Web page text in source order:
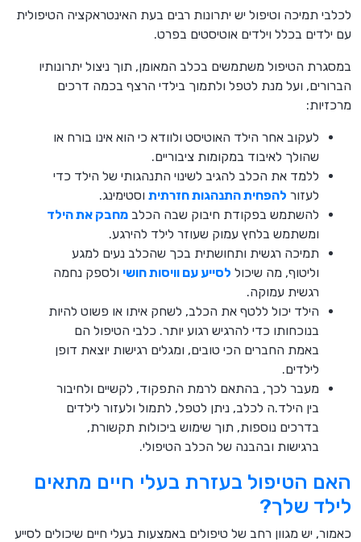
לכלבי תמיכה וטיפול יש יתרונות רבים בעת האינטראקציה הטיפולית
עם ילדים בכלל וילדים אוטיסטים בפרט.
במסגרת הטיפול משתמשים בכלב המאומן, תוך ניצול יתרונותיו
הברורים, ועל מנת לטפל ולתמוך בילדי הרצף בכמה דרכים
מרכזיות:
לעקוב אחר הילד האוטיסט ולוודא כי הוא אינו בורח או
שהולך לאיבוד במקומות ציבוריים.
ללמד את הכלב להגיב לשינוי התנהגותי של הילד כדי
לעזור להפחית התנהגות חזרתית וסטימינג.
להשתמש בפקודת חיבוק שבה הכלב מחבק את הילד
ומשתמש בלחץ עמוק שעוזר לילד להירגע.
תמיכה רגשית ותחושתית בכך שהכלב נעים למגע
וליטוף, מה שיכול לסייע עם וויסות חושי ולספק נחמה
רגשית עמוקה.
הילד יכול ללטף את הכלב, לשחק איתו או פשוט להיות
בנוכחותו כדי להרגיש רגוע יותר. כלבי הטיפול הם
באמת החברים הכי טובים, ומגלים רגישות יוצאת דופן
לילדים.
מעבר לכך, בהתאם לרמת התפקוד, לקשיים ולחיבור
בין הילד.ה לכלב, ניתן לטפל, לתמול ולעזור לילדים
בדרכים נוספות, תוך שימוש ביכולות תקשורת,
ברגישות ובהבנה של הכלב הטיפולי.
האם הטיפול בעזרת בעלי חיים מתאים
לילד שלך?
כאמור, יש מגוון רחב של טיפולים באמצעות בעלי חיים שיכולים לסייע